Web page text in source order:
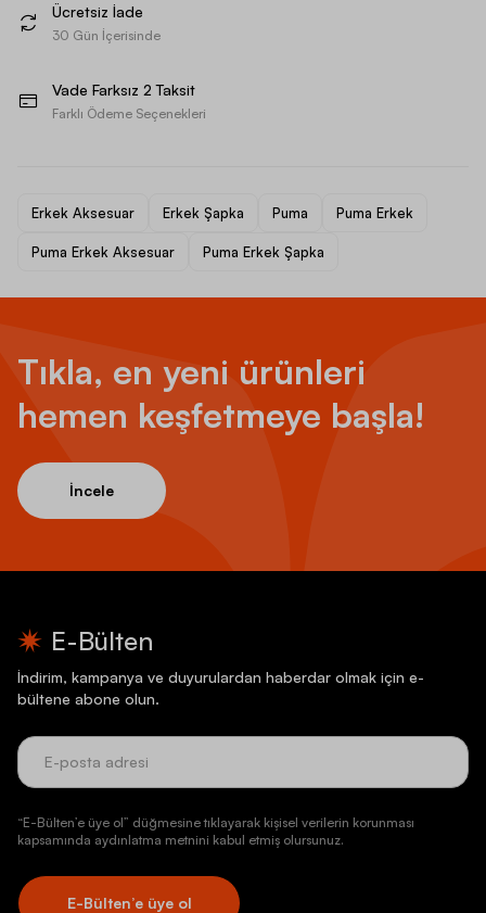
Ücretsiz İade
30 Gün İçerisinde
Vade Farksız 2 Taksit
Farklı Ödeme Seçenekleri
Erkek Aksesuar Erkek Şapka Puma Puma Erkek
Puma Erkek Aksesuar Puma Erkek Şapka
Tıkla, en yeni ürünleri
hemen keşfetmeye başla!
İncele
E-Bülten
İndirim, kampanya ve duyurulardan haberdar olmak için e-
bültene abone olun.
“E-Bülten’e üye ol” düğmesine tıklayarak kişisel verilerin korunması
kapsamında aydınlatma metnini kabul etmiş olursunuz.
E-Bülten’e üye ol